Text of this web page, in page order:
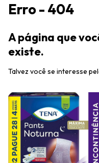
Erro - 404
A página que
existe.
Talvez você se interesse